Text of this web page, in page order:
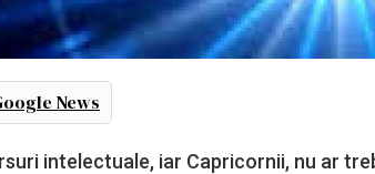
News
intelectuale, iar Capricornii, nu ar